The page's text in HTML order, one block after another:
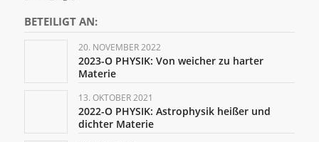
BETEILIGT AN:
20. NOVEMBER 2022
2023-O PHYSIK: Von weicher zu harter
Materie
13. OKTOBER 2021
2022-O PHYSIK: Astrophysik heißer und
dichter Materie